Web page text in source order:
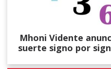
Mhoni Vidente
suerte signo por